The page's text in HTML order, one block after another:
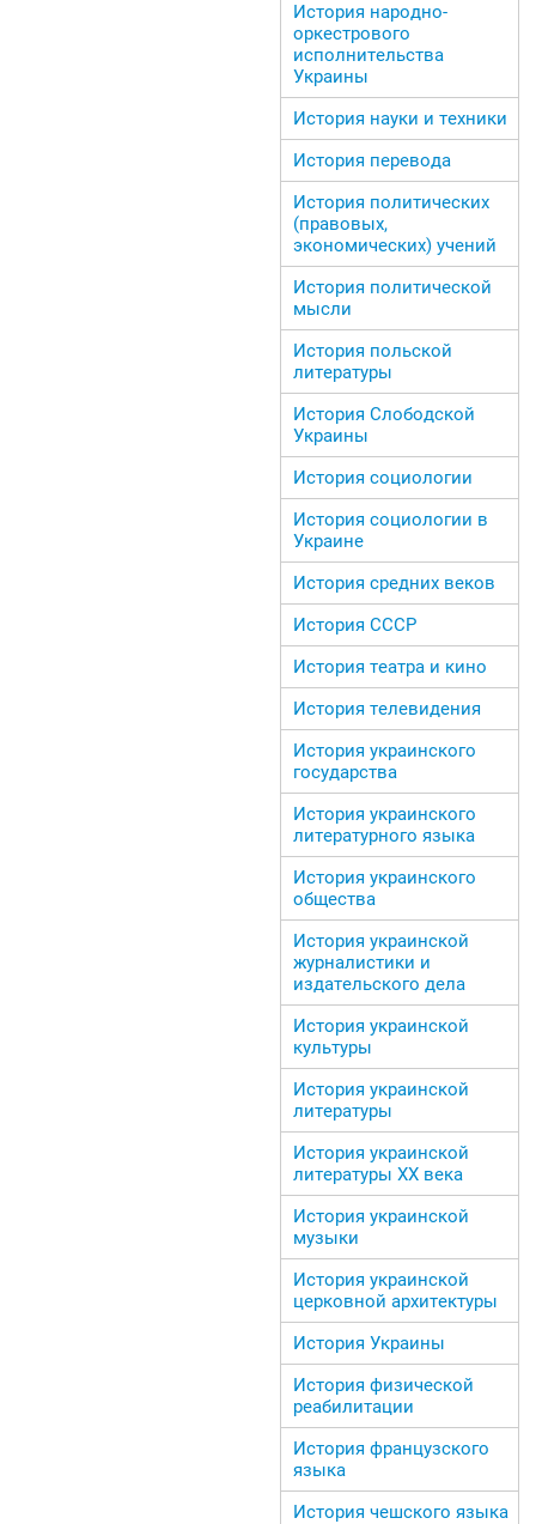
История народно-
оркестрового
исполнительства
Украины
История науки и техники
История перевода
История политических
(правовых,
экономических) учений
История политической
мысли
История польской
литературы
История Слободской
Украины
История социологии
История социологии в
Украине
История средних веков
История СССР
История театра и кино
История телевидения
История украинского
государства
История украинского
литературного языка
История украинского
общества
История украинской
журналистики и
издательского дела
История украинской
культуры
История украинской
литературы
История украинской
литературы ХХ века
История украинской
музыки
История украинской
церковной архитектуры
История Украины
История физической
реабилитации
История французского
языка
История чешского языка